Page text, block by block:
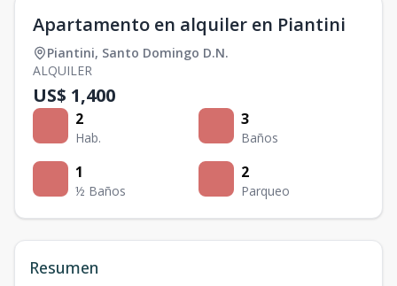
Apartamento en alquiler en Piantini
Piantini, Santo Domingo D.N.
ALQUILER
US$ 1,400
2
Hab.
3
Baños
1
½ Baños
2
Parqueo
Resumen